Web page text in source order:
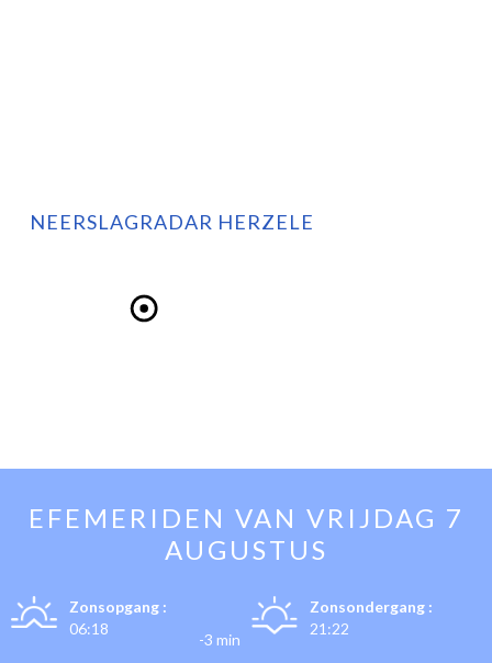
NEERSLAGRADAR HERZELE
EFEMERIDEN VAN VRIJDAG 7
AUGUSTUS
Zonsopgang :
06:18
-3 min
Zonsondergang :
21:22